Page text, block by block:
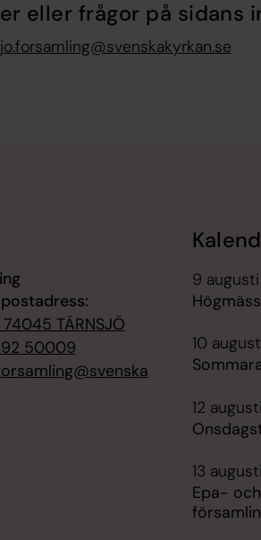
eller frågor på sidans
TÄRNSJÖ
50009
9 augusti
10
12
13
Epa-